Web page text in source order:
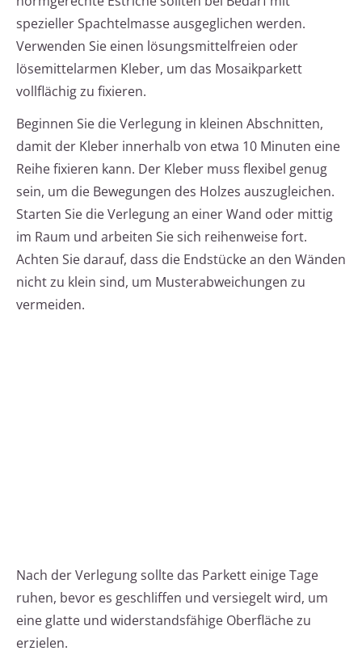
spezieller Spachtelmasse ausgeglichen werden.
Verwenden Sie einen lösungsmittelfreien oder
lösemittelarmen Kleber, um das Mosaikparkett
vollflächig zu fixieren.
Beginnen Sie die Verlegung in kleinen Abschnitten,
damit der Kleber innerhalb von etwa 10 Minuten eine
Reihe fixieren kann. Der Kleber muss flexibel genug
sein, um die Bewegungen des Holzes auszugleichen.
Starten Sie die Verlegung an einer Wand oder mittig
im Raum und arbeiten Sie sich reihenweise fort.
Achten Sie darauf, dass die Endstücke an den Wänden
nicht zu klein sind, um Musterabweichungen zu
vermeiden.
Nach der Verlegung sollte das Parkett einige Tage
ruhen, bevor es geschliffen und versiegelt wird, um
eine glatte und widerstandsfähige Oberfläche zu
erzielen.